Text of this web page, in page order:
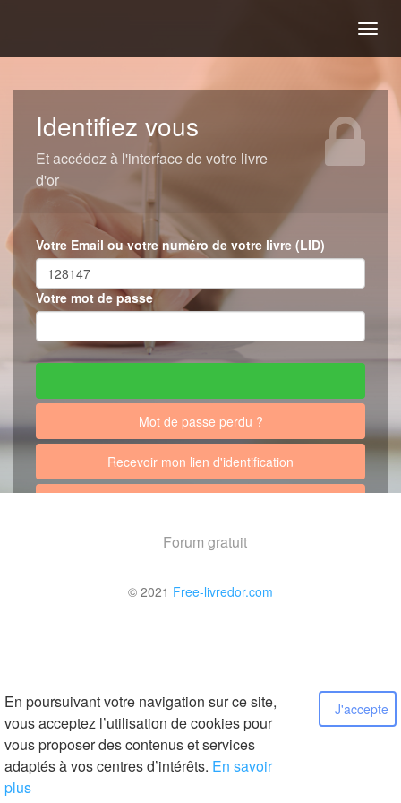
En poursuivant votre navigation sur ce site,
vous acceptez l’utilisation de cookies pour
vous proposer des contenus et services
adaptés à vos centres d’intérêts. En savoir
plus
J'accepte
Identifiez vous
Et accédez à l'interface de votre livre
d'or
Votre Email ou votre numéro de votre livre (LID)
Votre mot de passe
Mot de passe perdu ?
Recevoir mon lien d'identification
Forum gratuit
© 2021 Free-livredor.com